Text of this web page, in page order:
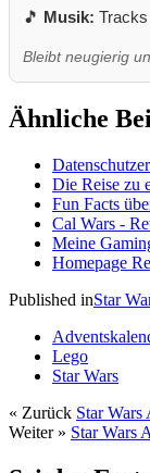
🎵 Musik:
Bleibt neugierig
Ähnliche
Die Reise zu
Fun Facts
Cal Wars -
Meine
Homepage
Published inStar
Lego
Star Wars
« Zurück Star
Weiter » Star Wars